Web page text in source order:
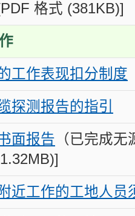
格式 (381KB)]
工作表现扣分制度
探测报告的指引
面报告 （已完成
近工作的工地人员